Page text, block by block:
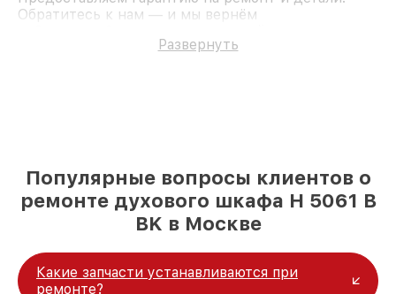
Обратитесь к нам — и мы вернём
Развернуть
Популярные вопросы клиентов о
ремонте духового шкафа H 5061 B
BK в Москве
Какие запчасти устанавливаются при
ремонте?